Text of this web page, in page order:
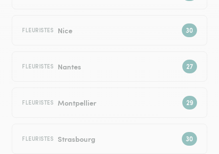
FLEURISTES Nice
FLEURISTES Nantes
FLEURISTES Montpellier
FLEURISTES Strasbourg